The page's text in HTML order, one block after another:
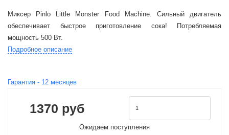
Миксер Pinlo Little Monster Food Machine. Сильный двигатель
обеспечивает быстрое приготовление сока! Потребляемая
мощность 500 Вт.
Подробное описание
Гарантия - 12 месяцев
1370 руб
Ожидаем поступления